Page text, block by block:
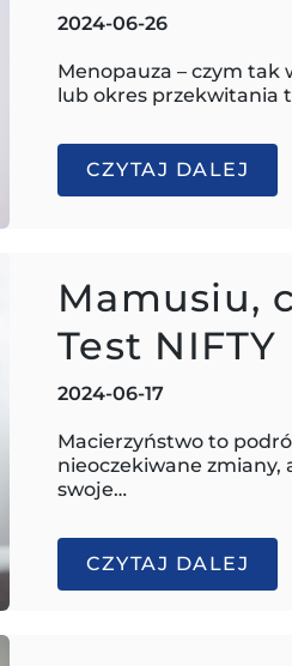
2024-06-26
Menopauza – czym tak
lub okres przekwitania
CZYTAJ DALEJ
Mamusiu,
Test NIFTY
2024-06-17
Macierzyństwo to
nieoczekiwane zmiany,
swoje…
CZYTAJ DALEJ